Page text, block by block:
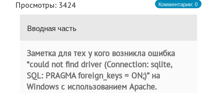
Просмотры: 3424
Комментарии: 0
Вводная часть
Заметка для тех у кого возникла ошибка
“could not find driver (Connection: sqlite,
SQL: PRAGMA foreign_keys = ON;)” на
Windows с использованием Apache.